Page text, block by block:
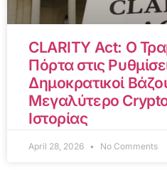
CLARITY Act: Ο
Πόρτα στις
Δημοκρατικοί
Μεγαλύτερο
Ιστορίας
April 28, 2026 No Comments